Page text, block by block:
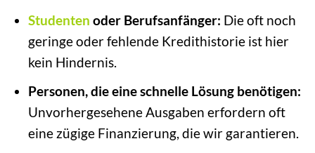
Studenten oder Berufsanfänger: Die oft noch
geringe oder fehlende Kredithistorie ist hier
kein Hindernis.
Personen, die eine schnelle Lösung benötigen:
Unvorhergesehene Ausgaben erfordern oft
eine zügige Finanzierung, die wir garantieren.